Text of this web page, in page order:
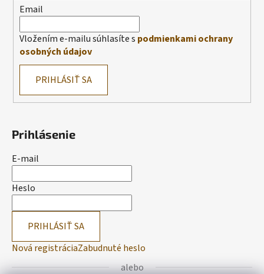
Email
Vložením e-mailu súhlasíte s podmienkami ochrany
osobných údajov
PRIHLÁSIŤ SA
Prihlásenie
E-mail
Heslo
PRIHLÁSIŤ SA
Nová registráciaZabudnuté heslo
alebo